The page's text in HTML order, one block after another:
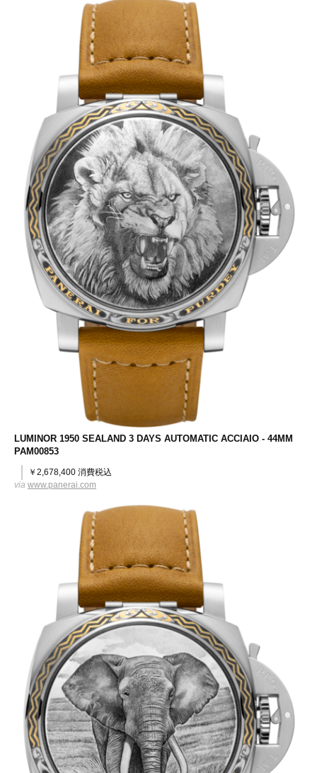
LUMINOR 1950 SEALAND 3 DAYS AUTOMATIC ACCIAIO - 44MM
PAM00853
￥2,678,400 消費税込
via www.panerai.com